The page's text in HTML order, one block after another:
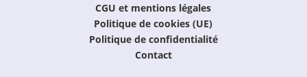
CGU et mentions légales
Politique de cookies (UE)
Politique de confidentialité
Contact